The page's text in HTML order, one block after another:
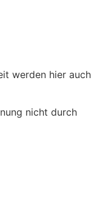
werden hier auch
nicht durch